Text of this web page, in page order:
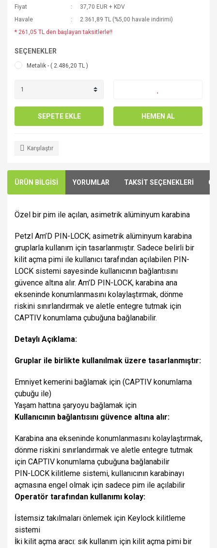
Fiyat
37,70 EUR + KDV
Havale
2.361,89 TL (%5,00 havale indirimi)
* 261,05 TL den başlayan taksitlerle!!
SEÇENEKLER
Metalik - ( 2.486,20 TL )
SEPETE EKLE HEMEN AL
Karşılaştır
ÜRÜN BİLGİSİ YORUMLAR TAKSİT SEÇENEKLERİ
Özel bir pim ile açılan, asimetrik alüminyum karabina
Petzl Am’D PIN-LOCK; asimetrik alüminyum karabina
gruplarla kullanım için tasarlanmıştır. Sadece belirli bir
kilit açma pimi ile kullanıcı tarafından açılabilen PIN-
LOCK sistemi sayesinde kullanıcının bağlantısını
güvence altına alır. Am’D PIN-LOCK, karabina ana
ekseninde konumlanmasını kolaylaştırmak, dönme
riskini sınırlandırmak ve aletle entegre tutmak için
CAPTIV konumlama çubuğuna bağlanabilir.
Detaylı Açıklama:
Gruplar ile birlikte kullanılmak üzere tasarlanmıştır:
Emniyet kemerini bağlamak için (CAPTIV konumlama
çubuğu ile)
Yaşam hattına şaryoyu bağlamak için
Kullanıcının bağlantısını güvence altına alır:
Karabina ana ekseninde konumlanmasını kolaylaştırmak,
dönme riskini sınırlandırmak ve aletle entegre tutmak
için CAPTIV konumlama çubuğuna bağlanabilir
PIN-LOCK kilitleme sistemi, kullanıcının karabinayı
açmasına engel olmak için sadece pim ile açılabilir
Operatör tarafından kullanımı kolay:
İstemsiz takılmaları önlemek için Keylock kilitleme
sistemi
İki kilit açma aracı: sık kullanım için kilit açma pimi bir